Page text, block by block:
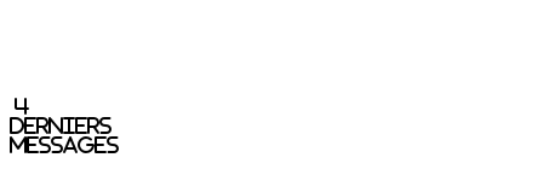
4
derniers
messages